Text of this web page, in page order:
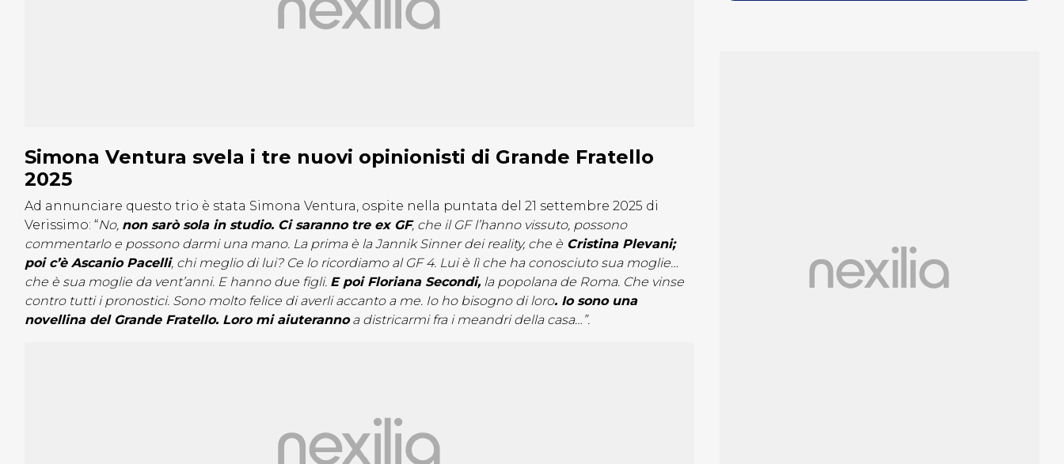
Simona Ventura svela i tre nuovi opinionisti di Grande Fratello
2025
Ad annunciare questo trio è stata Simona Ventura, ospite nella puntata del 21 settembre 2025 di
Verissimo: “No, non sarò sola in studio. Ci saranno tre ex GF, che il GF l’hanno vissuto, possono
commentarlo e possono darmi una mano. La prima è la Jannik Sinner dei reality, che è Cristina Plevani;
poi c’è Ascanio Pacelli, chi meglio di lui? Ce lo ricordiamo al GF 4. Lui è lì che ha conosciuto sua moglie…
che è sua moglie da vent’anni. E hanno due figli. E poi Floriana Secondi, la popolana de Roma. Che vinse
contro tutti i pronostici. Sono molto felice di averli accanto a me. Io ho bisogno di loro. Io sono una
novellina del Grande Fratello. Loro mi aiuterannoa districarmi fra i meandri della casa…”.